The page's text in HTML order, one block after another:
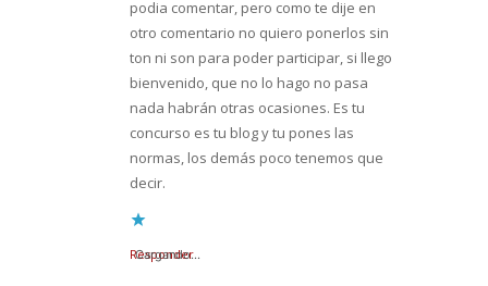
podia comentar, pero como te dije en
otro comentario no quiero ponerlos sin
ton ni son para poder participar, si llego
bienvenido, que no lo hago no pasa
nada habrán otras ocasiones. Es tu
concurso es tu blog y tu pones las
normas, los demás poco tenemos que
decir.
Cargando...
Responder